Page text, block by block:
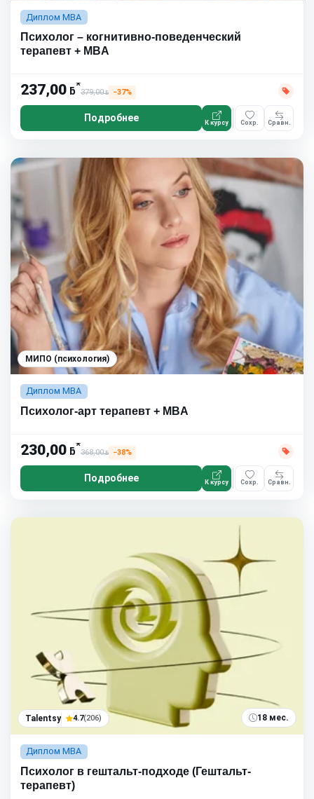
Диплом MBA
Психолог – когнитивно-поведенческий
терапевт + MBA
237,00 ƃ*
379,00ƃ −37%
Подробнее К курсу Сохр. Сравн.
МИПО (психология)
Диплом MBA
Психолог-арт терапевт + MBA
230,00 ƃ*
368,00ƃ −38%
Подробнее К курсу Сохр. Сравн.
Talentsy 4.7(206) 18 мес.
Диплом MBA
Психолог в гештальт-подходе (Гештальт-
терапевт)